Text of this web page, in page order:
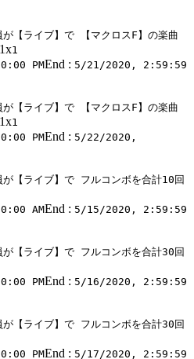
が【ライブ】で 【マクロスF】の楽曲
1
PMEnd : 5/21/2020, 2:59:59
が【ライブ】で 【マクロスF】の楽曲
1
PMEnd : 5/22/2020,
が【ライブ】で フルコンボを合計10回
AMEnd : 5/15/2020, 2:59:59
が【ライブ】で フルコンボを合計30回
PMEnd : 5/16/2020, 2:59:59
が【ライブ】で フルコンボを合計30回
PMEnd : 5/17/2020, 2:59:59